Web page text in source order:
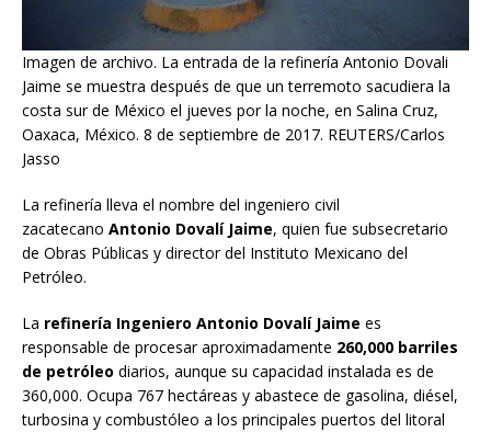
Imagen de archivo. La entrada de la refinería Antonio Dovali
Jaime se muestra después de que un terremoto sacudiera la
costa sur de México el jueves por la noche, en Salina Cruz,
Oaxaca, México. 8 de septiembre de 2017. REUTERS/Carlos
Jasso
La refinería lleva el nombre del ingeniero civil
zacatecano Antonio Dovalí Jaime, quien fue subsecretario
de Obras Públicas y director del Instituto Mexicano del
Petróleo.
La refinería Ingeniero Antonio Dovalí Jaime es
responsable de procesar aproximadamente 260,000 barriles
de petróleo diarios, aunque su capacidad instalada es de
360,000. Ocupa 767 hectáreas y abastece de gasolina, diésel,
turbosina y combustóleo a los principales puertos del litoral